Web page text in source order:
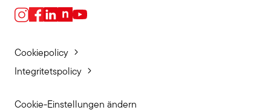
Cookiepolicy
Integritetspolicy
Cookie-Einstellungen ändern